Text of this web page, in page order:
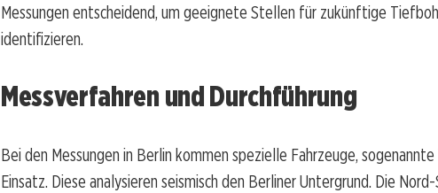
Messungen entscheidend, um geeignete Stellen für zukünftige
identifizieren.
Messverfahren und Durchführung
Bei den Messungen in Berlin kommen spezielle Fahrzeuge,
Einsatz. Diese analysieren seismisch den Berliner Untergrund. Die